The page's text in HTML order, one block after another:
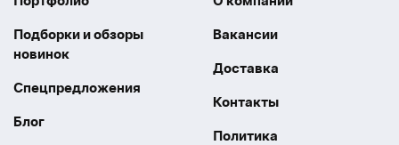
Подборки и обзоры
новинок
Спецпредложения
Блог
Вакансии
Доставка
Контакты
Политика